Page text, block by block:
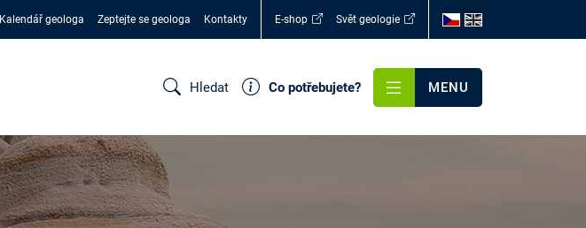
Kalendář geologa Zeptejte se geologa Kontakty E-shop Svět geologie
Hledat Co potřebujete? MENU